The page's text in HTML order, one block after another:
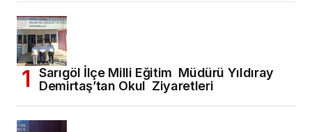
Sarıgöl İlçe Milli Eğitim Müdürü Yıldıray
Demirtaş’tan Okul Ziyaretleri